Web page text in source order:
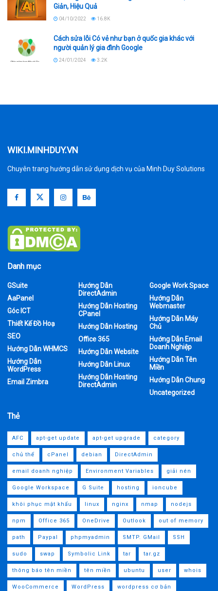
Giản, Hiệu Quả
04/10/2022 16.8K
Cách sửa lỗi Có vẻ như bạn ở quốc gia khác với
người quản lý gia đình Google
24/01/2024 3.2K
WIKI.MINHDUY.VN
Chuyên trang hướng dẫn sử dụng dịch vụ của Minh Duy Solutions
Danh mục
GSuite
AaPanel
Góc ICT
Thiết Kế Đồ Hoạ
SEO
Hướng Dẫn WHMCS
Hướng Dẫn
WordPress
Email Zimbra
Hướng Dẫn
DirectAdmin
Hướng Dẫn Hosting
CPanel
Hướng Dẫn Hosting
Office 365
Hướng Dẫn Website
Hướng Dẫn Linux
Hướng Dẫn Hosting
DirectAdmin
Google Work Space
Hướng Dẫn
Webmaster
Hướng Dẫn Máy
Chủ
Hướng Dẫn Email
Doanh Nghiệp
Hướng Dẫn Tên
Miền
Hướng Dẫn Chung
Uncategorized
Thẻ
AFC apt-get update apt-get upgrade category
chủ thể cPanel debian DirectAdmin
email doanh nghiệp Environment Variables giải nén
Google Workspace G Suite hosting ioncube
khôi phục mật khẩu linux nginx nmap nodejs
npm Office 365 OneDrive Outlook out of memory
path Paypal phpmyadmin SMTP. GMail SSH
sudo swap Symbolic Link tar tar.gz
thông báo tên miền tên miền ubuntu user whois
WooCommerce WordPress wordpress cơ bản